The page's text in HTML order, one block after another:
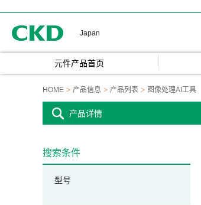
Japan
元件产品首页
HOME 产品信息 产品列表 图像处理AI工具
产品详情
搜索条件
型号